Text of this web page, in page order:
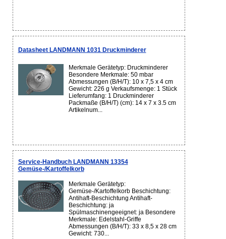
Datasheet LANDMANN 1031 Druckminderer
Merkmale Gerätetyp: Druckminderer
Besondere Merkmale: 50 mbar
Abmessungen (B/H/T): 10 x 7,5 x 4 cm
Gewicht: 226 g Verkaufsmenge: 1 Stück
Lieferumfang: 1 Druckminderer
Packmaße (B/H/T) (cm): 14 x 7 x 3.5 cm
Artikelnum...
Service-Handbuch LANDMANN 13354
Gemüse-/Kartoffelkorb
Merkmale Gerätetyp:
Gemüse-/Kartoffelkorb Beschichtung:
Antihaft-Beschichtung Antihaft-
Beschichtung: ja
Spülmaschinengeeignet: ja Besondere
Merkmale: Edelstahl-Griffe
Abmessungen (B/H/T): 33 x 8,5 x 28 cm
Gewicht: 730...